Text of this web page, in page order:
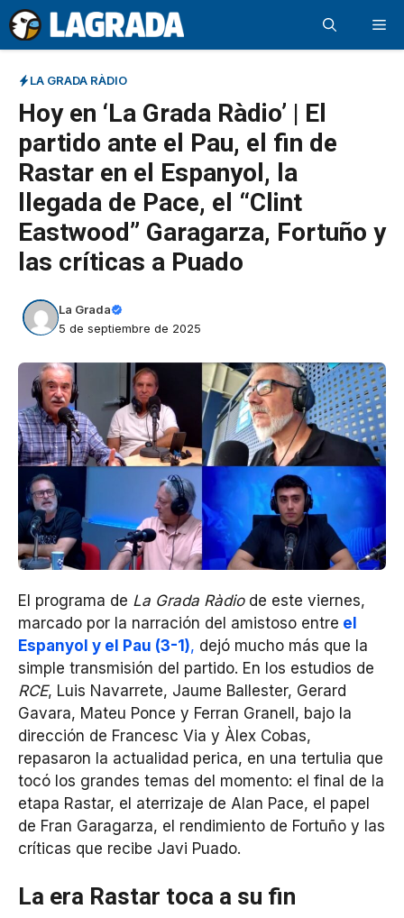
Saltar
al
contenido
LA GRADA RÀDIO
Hoy en ‘La Grada Ràdio’ | El
partido ante el Pau, el fin de
Rastar en el Espanyol, la
llegada de Pace, el “Clint
Eastwood” Garagarza, Fortuño y
las críticas a Puado
La Grada
5 de septiembre de 2025
El programa de La Grada Ràdiode este viernes,
marcado por la narración del amistoso entre el
Espanyol y el Pau (3-1), dejó mucho más que la
simple transmisión del partido. En los estudios de
RCE, Luis Navarrete, Jaume Ballester, Gerard
Gavara, Mateu Ponce y Ferran Granell, bajo la
dirección de Francesc Via y Àlex Cobas,
repasaron la actualidad perica, en una tertulia que
tocó los grandes temas del momento: el final de la
etapa Rastar, el aterrizaje de Alan Pace, el papel
de Fran Garagarza, el rendimiento de Fortuño y las
críticas que recibe Javi Puado.
La era Rastar toca a su fin